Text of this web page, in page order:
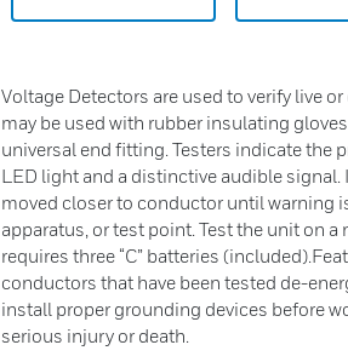
Voltage Detectors are used to verify live
may be used with rubber insulating
universal end fitting. Testers indicate the
LED light and a distinctive audible
moved closer to conductor until warning
apparatus, or test point. Test the unit on
requires three “C” batteries
conductors that have been tested de-
install proper grounding devices before
serious injury or death.